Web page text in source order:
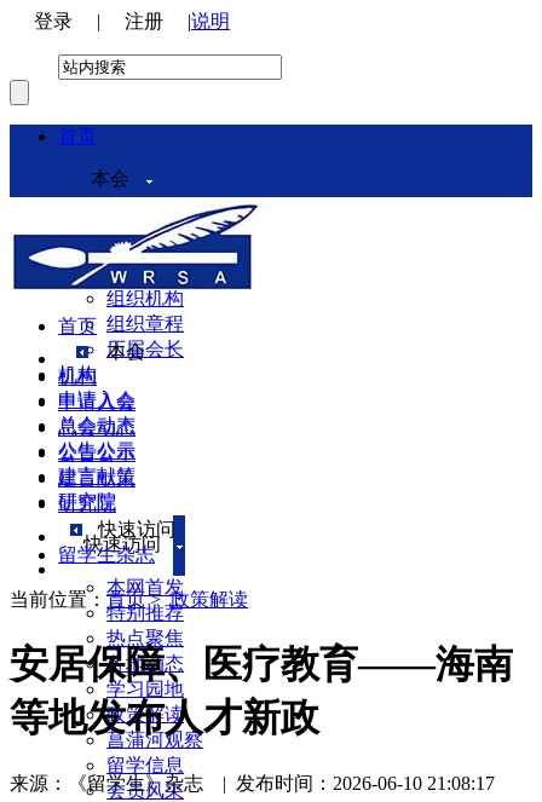
登录 | 注册 |说明
首页
本会
本会介绍
领导机构
理事会
组织机构
组织章程
历届会长
机构
申请入会
总会动态
公告公示
建言献策
研究院
快速访问
本网首发
特别推荐
热点聚焦
各地动态
学习园地
政策解读
菖蒲河观察
留学信息
会员风采
首页
本会
机构
申请入会
总会动态
公告公示
建言献策
研究院
快速访问
留学生杂志
当前位置： 首页>政策解读
安居保障、医疗教育——海南
等地发布人才新政
来源：《留学生》杂志 | 发布时间：2026-06-10 21:08:17